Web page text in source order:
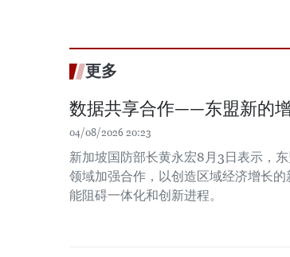
更多
数据共享合作——东盟新的
04/08/2026 20:23
新加坡国防部长黄永宏8月3日表示，
领域加强合作，以创造区域经济增长
能阻碍一体化和创新进程。